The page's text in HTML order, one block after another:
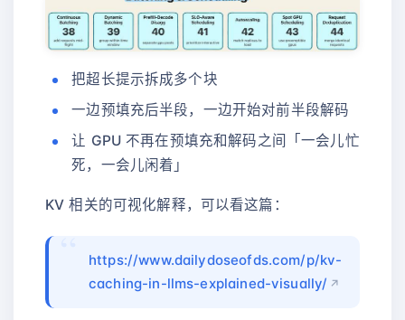
把超长提示拆成多个块
一边预填充后半段，一边开始对前半段解码
让 GPU 不再在预填充和解码之间「一会儿忙
死，一会儿闲着」
KV 相关的可视化解释，可以看这篇：
https://www.dailydoseofds.com/p/kv-
caching-in-llms-explained-visually/